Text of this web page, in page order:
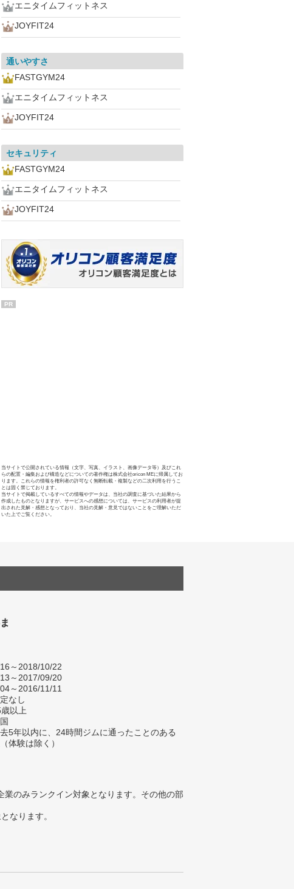
エニタイムフィットネス
JOYFIT24
通いやすさ
FASTGYM24
エニタイムフィットネス
JOYFIT24
セキュリティ
FASTGYM24
エニタイムフィットネス
JOYFIT24
PR
当サイトで公開されている情報（文字、写真、イラスト、画像データ等）及びこれ
らの配置・編集および構造などについての著作権は株式会社oricon MEに帰属してお
ります。これらの情報を権利者の許可なく無断転載・複製などの二次利用を行うこ
とは固く禁じております。
当サイトで掲載しているすべての情報やデータは、当社の調査に基づいた結果から
作成したものとなりますが、サービスへの感想については、サービスの利用者が提
出された見解・感想となっており、当社の見解・意見ではないことをご理解いただ
いた上でご覧ください。
～2018/10/22
～2017/09/20
～2016/11/11
なし
以上
5年以内に、24時間ジムに通ったことのある
体験は除く）
のみランクイン対象となります。その他の部
なります。